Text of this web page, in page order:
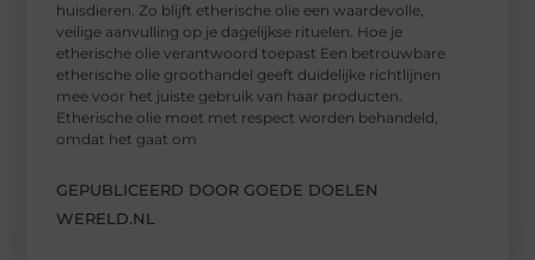
huisdieren. Zo blijft etherische olie een waardevolle,
veilige aanvulling op je dagelijkse rituelen. Hoe je
etherische olie verantwoord toepast Een betrouwbare
etherische olie groothandel geeft duidelijke richtlijnen
mee voor het juiste gebruik van haar producten.
Etherische olie moet met respect worden behandeld,
omdat het gaat om
GEPUBLICEERD DOOR GOEDE DOELEN
WERELD.NL